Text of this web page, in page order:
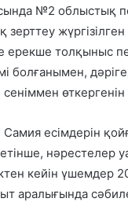
№2 облыстық
ерекше толқыныс
болғанымен,
сеніммен
есімдерін
нәрестелер
кейін
аралығында